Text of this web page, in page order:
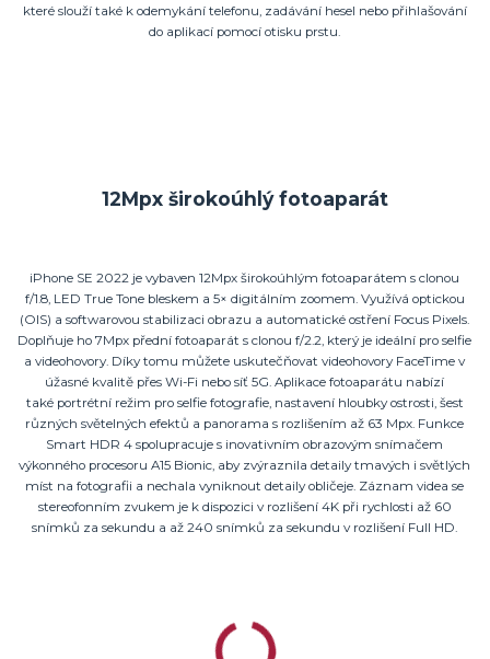
které slouží také k odemykání telefonu, zadávání hesel nebo přihlašování
do aplikací pomocí otisku prstu.
12Mpx širokoúhlý fotoaparát
iPhone SE 2022 je vybaven 12Mpx širokoúhlým fotoaparátem s clonou
f/1.8, LED True Tone bleskem a 5× digitálním zoomem. Využívá optickou
(OIS) a softwarovou stabilizaci obrazu a automatické ostření Focus Pixels.
Doplňuje ho 7Mpx přední fotoaparát s clonou f/2.2, který je ideální pro selfie
a videohovory. Díky tomu můžete uskutečňovat videohovory FaceTime v
úžasné kvalitě přes Wi-Fi nebo síť 5G. Aplikace fotoaparátu nabízí
také portrétní režim pro selfie fotografie, nastavení hloubky ostrosti, šest
různých světelných efektů a panorama s rozlišením až 63 Mpx. Funkce
Smart HDR 4 spolupracuje s inovativním obrazovým snímačem
výkonného procesoru A15 Bionic, aby zvýraznila detaily tmavých i světlých
míst na fotografii a nechala vyniknout detaily obličeje. Záznam videa se
stereofonním zvukem je k dispozici v rozlišení 4K při rychlosti až 60
snímků za sekundu a až 240 snímků za sekundu v rozlišení Full HD.